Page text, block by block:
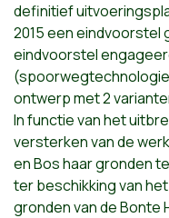
definitief
2015 een eindvoorstel
eindvoorstel
ontwerp met 2
In functie van het
versterken van de
en Bos haar gronden
ter beschikking van
gronden van de Bonte